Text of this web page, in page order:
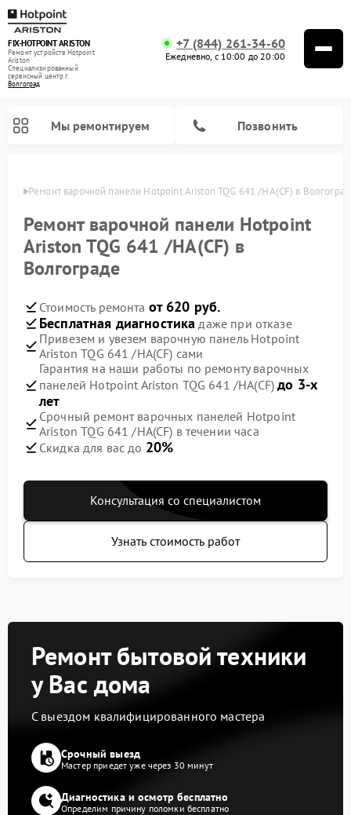
FIX-HOTPOINT ARISTON
Ремонт устройств Hotpoint
Ariston
Специализированный
cервисный центр г.
Волгоград
+7 (844) 261-34-60
Ежедневно, с 10:00 до 20:00
Мы ремонтируем Позвонить
Ремонт варочной панели Hotpoint Ariston TQG 641 /HA(CF) в
Ремонт варочной панели Hotpoint
Ariston TQG 641 /HA(CF) в
Волгограде
Стоимость ремонта от 620 руб.
Бесплатная диагностика даже при отказе
Привезем и увезем варочную панель Hotpoint
Ariston TQG 641 /HA(CF) сами
Гарантия на наши работы по ремонту варочных
панелей Hotpoint Ariston TQG 641 /HA(CF)до 3-х
лет
Срочный ремонт варочных панелей Hotpoint
Ariston TQG 641 /HA(CF) в течении часа
Скидка для вас до 20%
Консультация со специалистом
Узнать стоимость работ
Ремонт бытовой техники
у Вас дома
С выездом квалифицированного мастера
Срочный выезд
Мастер приедет уже через 30 минут
Диагностика и осмотр бесплатно
Определим причину поломки бесплатно